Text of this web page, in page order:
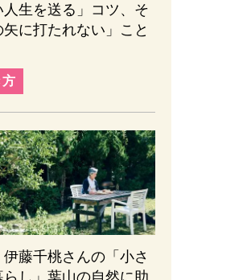
人生を送る」コツ、そ
に打たれない」こと
方
藤千桃さんの「小さ